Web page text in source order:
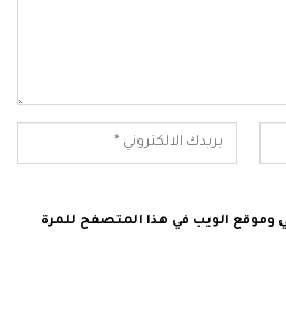
وموقع الويب في هذا المتصفح للمرة